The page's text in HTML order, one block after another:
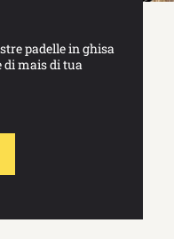
padelle in ghisa
di mais di tua